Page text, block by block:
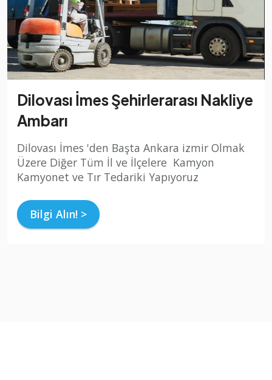
Dilovası İmes Şehirlerarası Nakliye
Ambarı
Dilovası İmes 'den Başta Ankara izmir Olmak
Üzere Diğer Tüm İl ve İlçelere Kamyon
Kamyonet ve Tır Tedariki Yapıyoruz
Bilgi Alın! >